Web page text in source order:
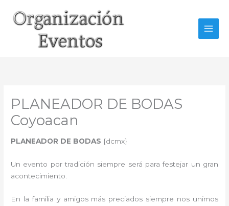
contenido
PLANEADOR DE BODAS
Coyoacan
PLANEADOR DE BODAS {dcmx}
Un evento por tradición siempre será para festejar un gran
acontecimiento.
En la familia y amigos más preciados siempre nos unimos